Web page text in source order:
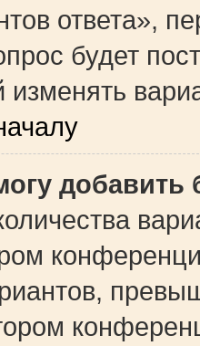
ответа»,
будет
изменять
добавить